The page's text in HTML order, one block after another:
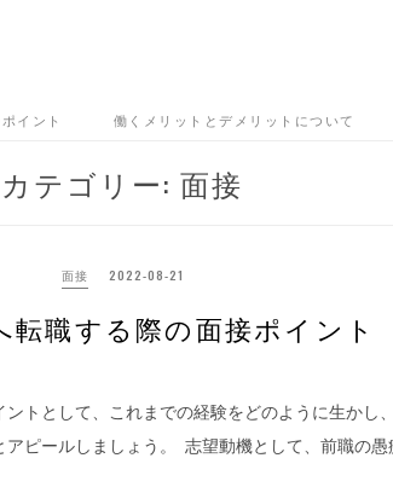
イント 働くメリットとデメリットについて
カテゴリー: 面接
面接 2022-08-21
転職する際の面接ポイント
トとして、これまでの経験をどのように生かし
ピールしましょう。 志望動機として、前職の